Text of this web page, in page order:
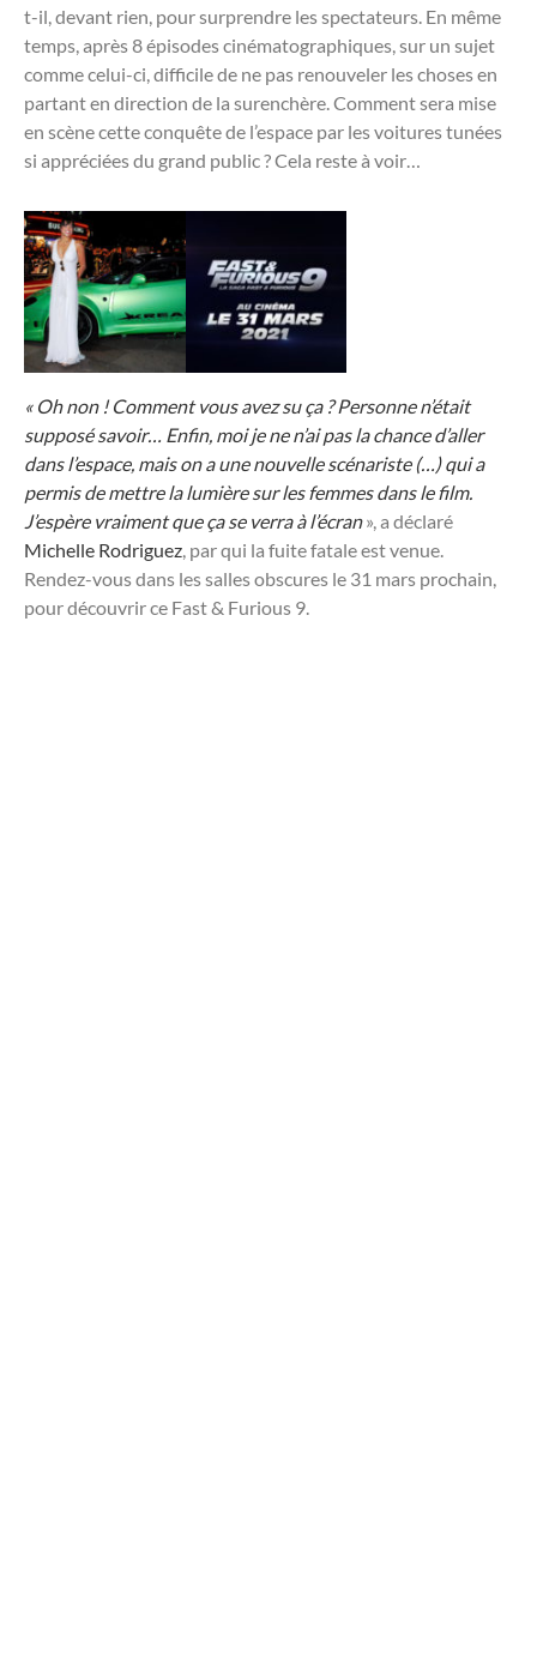
t-il, devant rien, pour surprendre les spectateurs. En même
temps, après 8 épisodes cinématographiques, sur un sujet
comme celui-ci, difficile de ne pas renouveler les choses en
partant en direction de la surenchère. Comment sera mise
en scène cette conquête de l’espace par les voitures tunées
si appréciées du grand public ? Cela reste à voir…
« Oh non ! Comment vous avez su ça ? Personne n’était
supposé savoir… Enfin, moi je ne n’ai pas la chance d’aller
dans l’espace, mais on a une nouvelle scénariste (…) qui a
permis de mettre la lumière sur les femmes dans le film.
J’espère vraiment que ça se verra à l’écran», a déclaré
Michelle Rodriguez , par qui la fuite fatale est venue.
Rendez-vous dans les salles obscures le 31 mars prochain,
pour découvrir ce Fast & Furious 9.